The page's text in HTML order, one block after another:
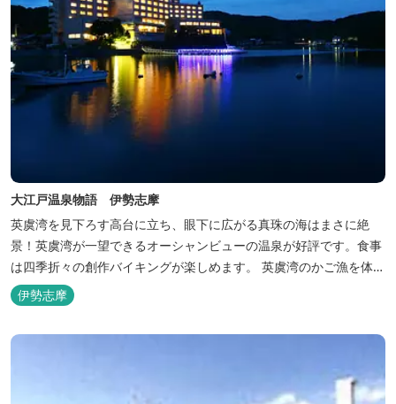
大江戸温泉物語 伊勢志摩
英虞湾を見下ろす高台に立ち、眼下に広がる真珠の海はまさに絶
景！英虞湾が一望できるオーシャンビューの温泉が好評です。食事
は四季折々の創作バイキングが楽しめます。 英虞湾のかご漁を体験
できるクルーズ船は毎日運行しており、漁で獲れた魚を食べること
もできます。
伊勢志摩